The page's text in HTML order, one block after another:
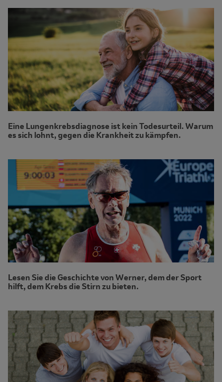
Eine Lungenkrebsdiagnose ist kein Todesurteil. Warum
es sich lohnt, gegen die Krankheit zu kämpfen.
Lesen Sie die Geschichte von Werner, dem der Sport
hilft, dem Krebs die Stirn zu bieten.